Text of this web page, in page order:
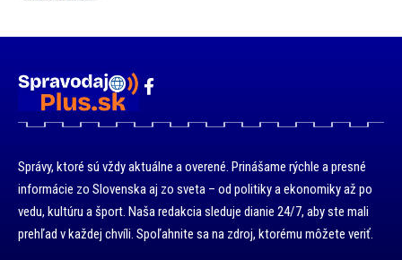
Správy, ktoré sú vždy aktuálne a overené. Prinášame rýchle a presné
informácie zo Slovenska aj zo sveta – od politiky a ekonomiky až po
vedu, kultúru a šport. Naša redakcia sleduje dianie 24/7, aby ste mali
prehľad v každej chvíli. Spoľahnite sa na zdroj, ktorému môžete veriť.